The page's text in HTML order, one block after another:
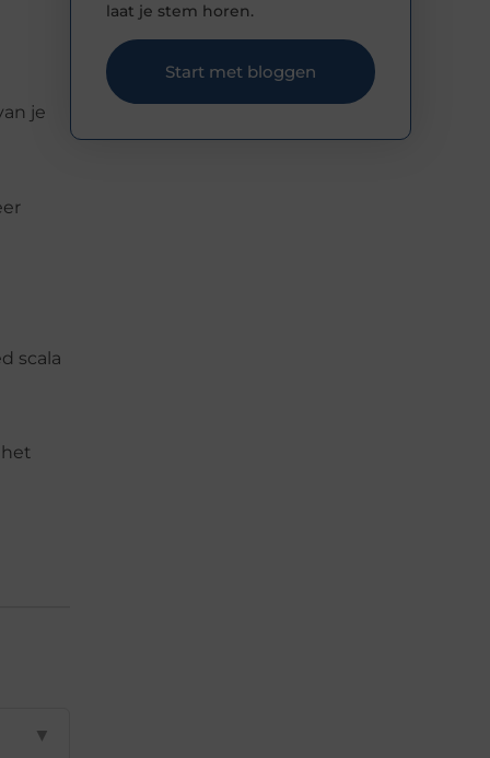
je
scala
▼
laat je stem horen.
Start met bloggen